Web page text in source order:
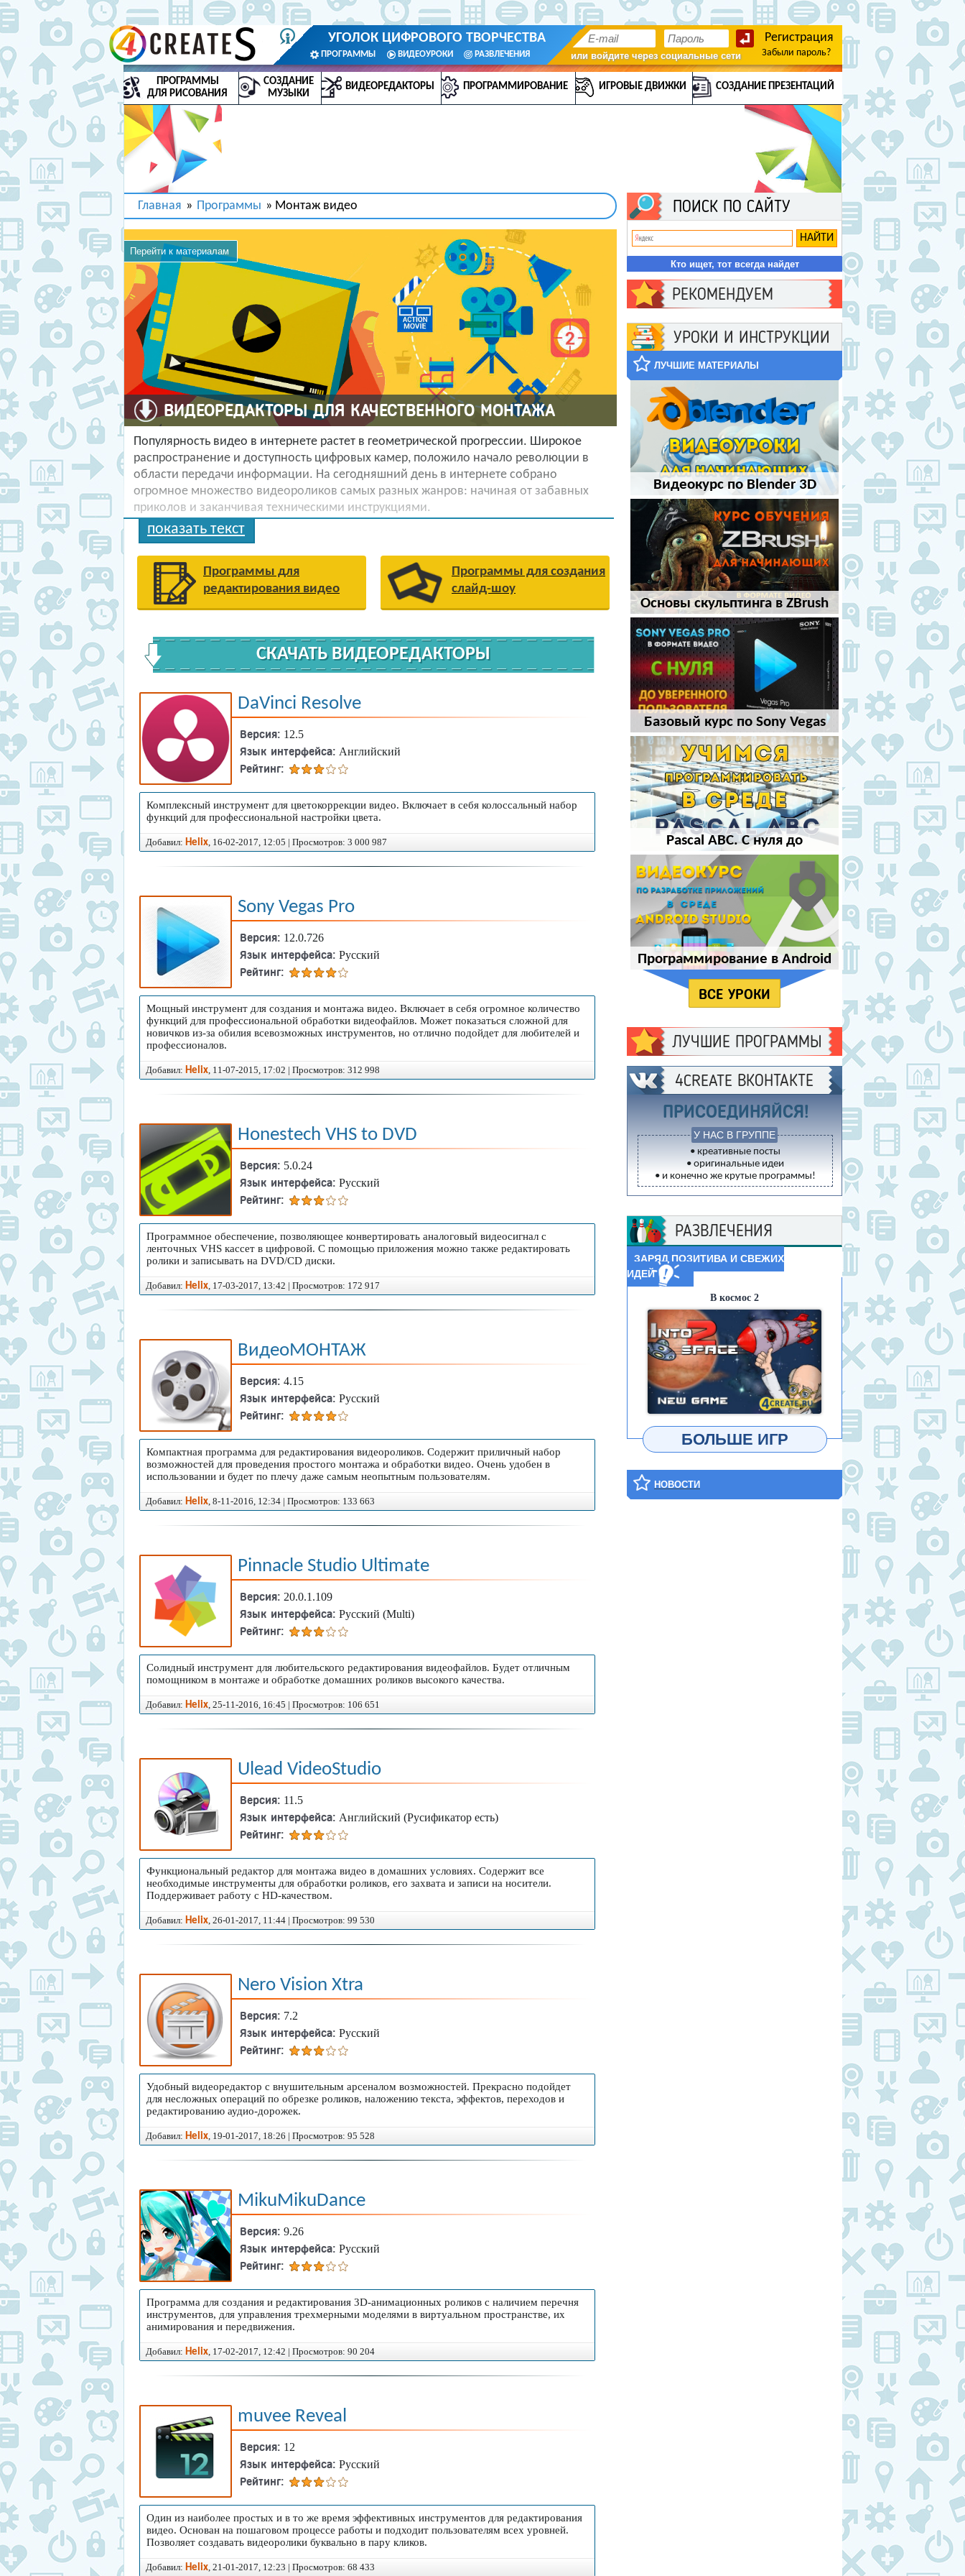
УГОЛОК ЦИФРОВОГО ТВОРЧЕСТВА
ПРОГРАММЫ ВИДЕОУРОКИ РАЗВЛЕЧЕНИЯ
Регистрация
Забыли пароль?
или войдите через социальные сети
ПРОГРАММЫ
ДЛЯ РИСОВАНИЯ
СОЗДАНИЕ
МУЗЫКИ
ВИДЕОРЕДАКТОРЫ ПРОГРАММИРОВАНИЕ ИГРОВЫЕ ДВИЖКИ СОЗДАНИЕ ПРЕЗЕНТАЦИЙ
Главная » Программы » Монтаж видео
Перейти к материалам
ВИДЕОРЕДАКТОРЫ ДЛЯ КАЧЕСТВЕННОГО МОНТАЖА
Популярность видео в интернете растет в геометрической прогрессии. Широкое
распространение и доступность цифровых камер, положило начало революции в
области передачи информации. На сегодняшний день в интернете собрано
огромное множество видеороликов самых разных жанров: начиная от забавных
приколов и заканчивая техническими инструкциями.
Современный пользователь с удовольствием просматривает видео, а уже после
информации через мультимедийные форматы, делает их все более значимыми для
человечества, постепенно вытесняя печатный текст.
которые заложены широкие возможности для монтажа.
Какой видеоредактор выбрать
По причине своей полезности, формат видео становится все
более востребованным, а значит, что создается огромное
множество инструментов для работы с ним. На сегодняшний
день разработано несколько сотен видеоредакторов для
самых разных видов монтажа: многофункциональных и
узкоспециализированных, профессиональных и любительских,
обилии предложений и часто начинают работать с далеко не идеальными
вам только удовольствие! Чтобы помочь вам выбрать идеальный инструмент, мы
собрали лучшие видеоредакторы в едином архиве. Каждый материал имеет
понятное описание, скриншоты, рейтинг и видеоуроки. Скачивайте программы для
создания видео через торрент или файлообменные сервисы (Яндекс.Диск и MEGA).
Режиссируйте собственные видеоклипы и фильмы, создавайте наглядные
инструкции или составляйте красивые слайд-шоу из семейных фотографий. Откройте
для себя чудесный мир видеомонтажа и покажите на что способно ваше
воображение.
показать текст
Программы для
редактирования видео
Программы для создания
слайд-шоу
СКАЧАТЬ ВИДЕОРЕДАКТОРЫ
DaVinci Resolve
Версия: 12.5
Язык интерфейса: Английский
Рейтинг:
Комплексный инструмент для цветокоррекции видео. Включает в себя колоссальный набор
функций для профессиональной настройки цвета.
Добавил: Helix, 16-02-2017, 12:05 | Просмотров: 3 000 987
Sony Vegas Pro
Версия: 12.0.726
Язык интерфейса: Русский
Рейтинг:
Мощный инструмент для создания и монтажа видео. Включает в себя огромное количество
функций для профессиональной обработки видеофайлов. Может показаться сложной для
новичков из-за обилия всевозможных инструментов, но отлично подойдет для любителей и
профессионалов.
Добавил: Helix, 11-07-2015, 17:02 | Просмотров: 312 998
Honestech VHS to DVD
Версия: 5.0.24
Язык интерфейса: Русский
Рейтинг:
Программное обеспечение, позволяющее конвертировать аналоговый видеосигнал с
ленточных VHS кассет в цифровой. С помощью приложения можно также редактировать
ролики и записывать на DVD/CD диски.
Добавил: Helix, 17-03-2017, 13:42 | Просмотров: 172 917
ВидеоМОНТАЖ
Версия: 4.15
Язык интерфейса: Русский
Рейтинг:
Компактная программа для редактирования видеороликов. Содержит приличный набор
возможностей для проведения простого монтажа и обработки видео. Очень удобен в
использовании и будет по плечу даже самым неопытным пользователям.
Добавил: Helix, 8-11-2016, 12:34 | Просмотров: 133 663
Pinnacle Studio Ultimate
Версия: 20.0.1.109
Язык интерфейса: Русский (Multi)
Рейтинг:
Солидный инструмент для любительского редактирования видеофайлов. Будет отличным
помощником в монтаже и обработке домашних роликов высокого качества.
Добавил: Helix, 25-11-2016, 16:45 | Просмотров: 106 651
Ulead VideoStudio
Версия: 11.5
Язык интерфейса: Английский (Русификатор есть)
Рейтинг:
Функциональный редактор для монтажа видео в домашних условиях. Содержит все
необходимые инструменты для обработки роликов, его захвата и записи на носители.
Поддерживает работу с HD-качеством.
Добавил: Helix, 26-01-2017, 11:44 | Просмотров: 99 530
Nero Vision Xtra
Версия: 7.2
Язык интерфейса: Русский
Рейтинг:
Удобный видеоредактор с внушительным арсеналом возможностей. Прекрасно подойдет
для несложных операций по обрезке роликов, наложению текста, эффектов, переходов и
редактированию аудио-дорожек.
Добавил: Helix, 19-01-2017, 18:26 | Просмотров: 95 528
MikuMikuDance
Версия: 9.26
Язык интерфейса: Русский
Рейтинг:
Программа для создания и редактирования 3D-анимационных роликов с наличием перечня
инструментов, для управления трехмерными моделями в виртуальном пространстве, их
анимирования и передвижения.
Добавил: Helix, 17-02-2017, 12:42 | Просмотров: 90 204
muvee Reveal
Версия: 12
Язык интерфейса: Русский
Рейтинг:
Один из наиболее простых и в то же время эффективных инструментов для редактирования
видео. Основан на пошаговом процессе работы и подходит пользователям всех уровней.
Позволяет создавать видеоролики буквально в пару кликов.
Добавил: Helix, 21-01-2017, 12:23 | Просмотров: 68 433
ПОИСК ПО САЙТУ
Кто ищет, тот всегда найдет
РЕКОМЕНДУЕМ
УРОКИ И ИНСТРУКЦИИ
ЛУЧШИЕ МАТЕРИАЛЫ
Видеокурс по Blender 3D
Основы скульптинга в ZBrush
Базовый курс по Sony Vegas
Pro
Pascal ABC. С нуля до
программиста
Программирование в Android
Studio для начинающих
ВСЕ УРОКИ
ЛУЧШИЕ ПРОГРАММЫ
4CREATE ВКОНТАКТЕ
ПРИСОЕДИНЯЙСЯ!
У НАС В ГРУППЕ
• креативные посты
• оригинальные идеи
• и конечно же крутые программы!
РАЗВЛЕЧЕНИЯ
ЗАРЯД ПОЗИТИВА И СВЕЖИХ
ИДЕЙ
В космос 2
ИГРАТЬ
БОЛЬШЕ ИГР
НОВОСТИ